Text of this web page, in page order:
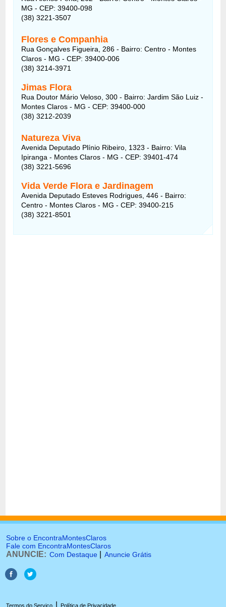
MG - CEP: 39400-098
(38) 3221-3507
Flores e Companhia
Rua Gonçalves Figueira, 286 - Bairro: Centro - Montes
Claros - MG - CEP: 39400-006
(38) 3214-3971
Jimas Flora
Rua Doutor Mário Veloso, 300 - Bairro: Jardim São Luiz -
Montes Claros - MG - CEP: 39400-000
(38) 3212-2039
Natureza Viva
Avenida Deputado Plínio Ribeiro, 1323 - Bairro: Vila
Ipiranga - Montes Claros - MG - CEP: 39401-474
(38) 3221-5696
Vida Verde Flora e Jardinagem
Avenida Deputado Esteves Rodrigues, 446 - Bairro:
Centro - Montes Claros - MG - CEP: 39400-215
(38) 3221-8501
Sobre o EncontraMontesClaros
Fale com EncontraMontesClaros
ANUNCIE: Com Destaque Anuncie Grátis
Termos do Serviço Política de Privacidade